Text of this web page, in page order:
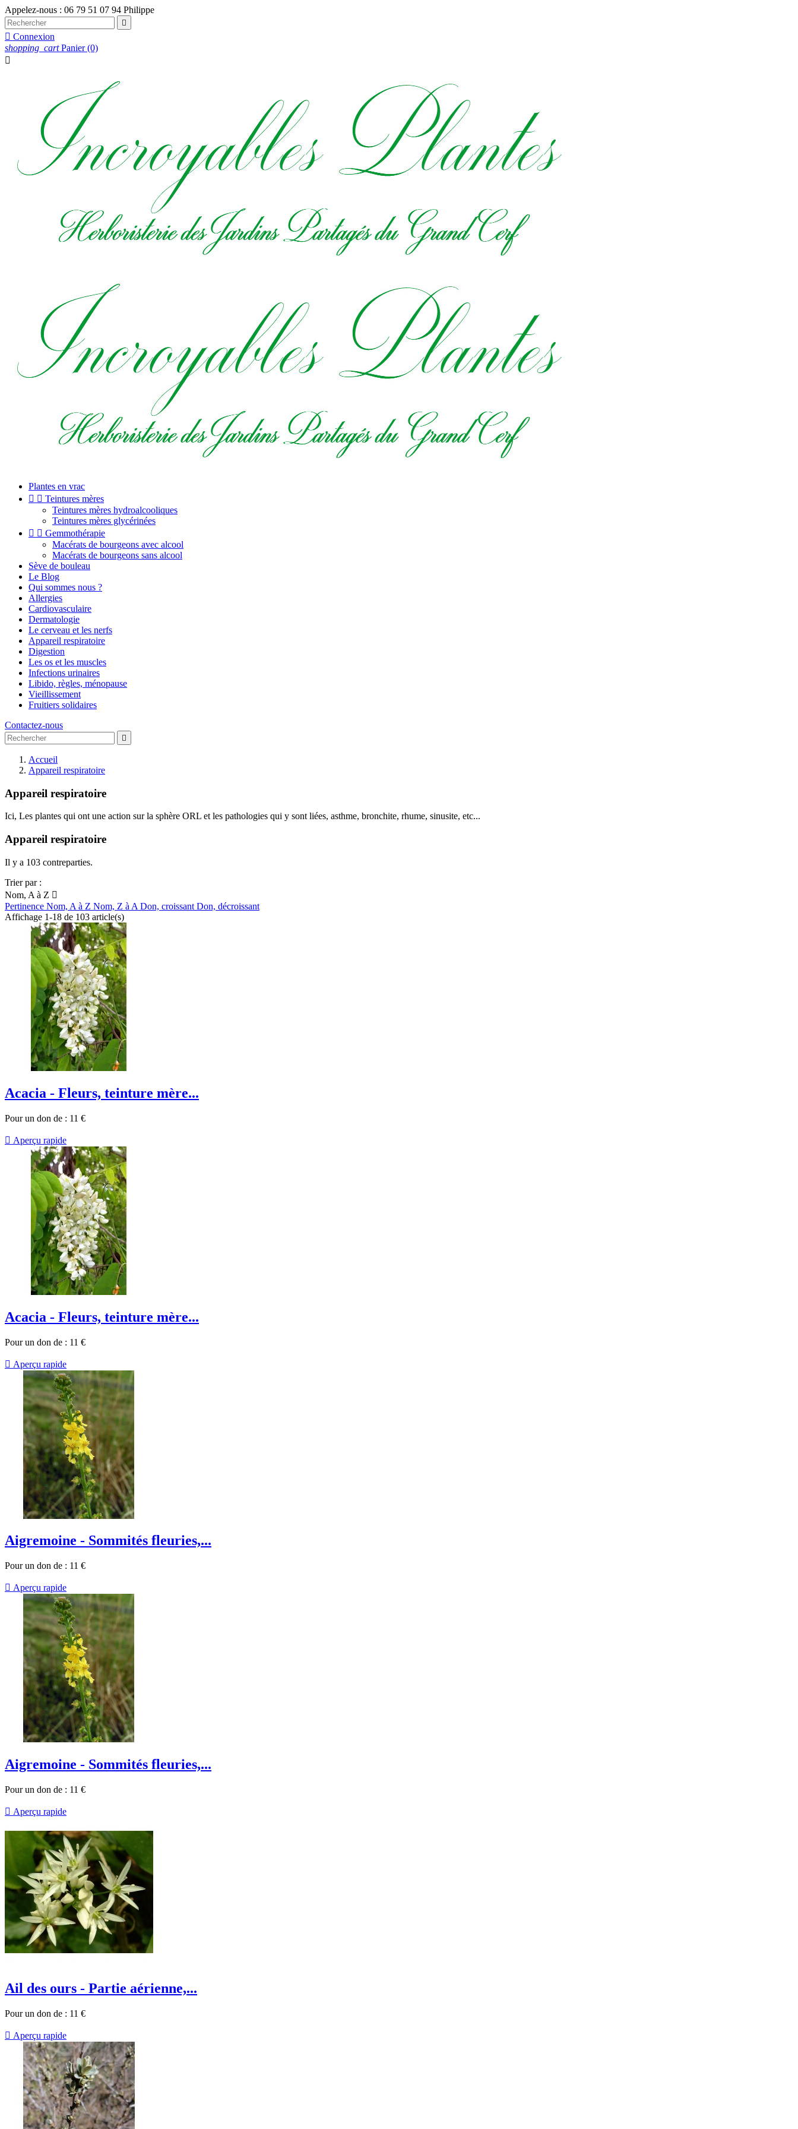
Appelez-nous : 06 79 51 07 94 Philippe

 Connexion
shopping_cart Panier (0)

Plantes en vrac
  Teintures mères
Teintures mères hydroalcooliques
Teintures mères glycérinées
  Gemmothérapie
Macérats de bourgeons avec alcool
Macérats de bourgeons sans alcool
Sève de bouleau
Le Blog
Qui sommes nous ?
Allergies
Cardiovasculaire
Dermatologie
Le cerveau et les nerfs
Appareil respiratoire
Digestion
Les os et les muscles
Infections urinaires
Libido, règles, ménopause
Vieillissement
Fruitiers solidaires
Contactez-nous

Accueil
Appareil respiratoire
Appareil respiratoire
Ici, Les plantes qui ont une action sur la sphère ORL et les pathologies qui y sont liées, asthme, bronchite, rhume, sinusite, etc...
Appareil respiratoire
Il y a 103 contreparties.
Trier par :
Nom, A à Z 
Pertinence Nom, A à Z Nom, Z à A Don, croissant Don, décroissant
Affichage 1-18 de 103 article(s)
Acacia - Fleurs, teinture mère...
Pour un don de : 11 €
 Aperçu rapide
Acacia - Fleurs, teinture mère...
Pour un don de : 11 €
 Aperçu rapide
Aigremoine - Sommités fleuries,...
Pour un don de : 11 €
 Aperçu rapide
Aigremoine - Sommités fleuries,...
Pour un don de : 11 €
 Aperçu rapide
Ail des ours - Partie aérienne,...
Pour un don de : 11 €
 Aperçu rapide